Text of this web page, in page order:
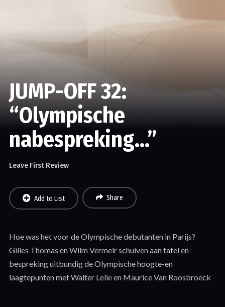
JUMP-OFF 32:
“Olympische
nabespreking…”
Leave First Review
Add to List Share
Hoe was het voor de Olympische debutanten in Parijs?
Gilles Thomas en Wilm Vermeir schuiven aan tafel en
bespreking uitbundig de Olympische hoogte-en
laagtepunten met Walter Lelie en Maurice Van Roosbroeck